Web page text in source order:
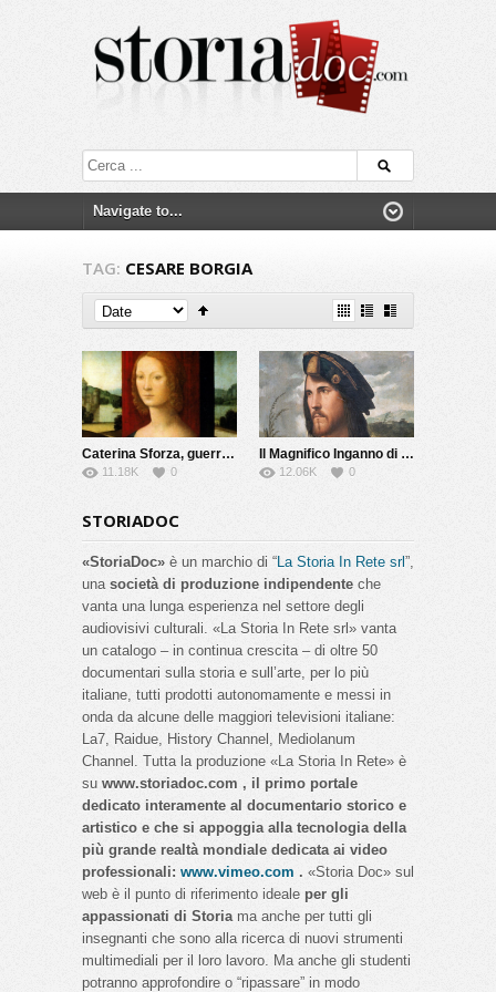
TAG: CESARE BORGIA
Caterina Sforza, guerriera e alchimista
11.18K 0
Il Magnifico Inganno di Cesare Borgia
12.06K 0
STORIADOC
«StoriaDoc» è un marchio di “La Storia In Rete srl”,
una società di produzione indipendente che
vanta una lunga esperienza nel settore degli
audiovisivi culturali. «La Storia In Rete srl» vanta
un catalogo – in continua crescita – di oltre 50
documentari sulla storia e sull’arte, per lo più
italiane, tutti prodotti autonomamente e messi in
onda da alcune delle maggiori televisioni italiane:
La7, Raidue, History Channel, Mediolanum
Channel. Tutta la produzione «La Storia In Rete» è
su www.storiadoc.com , il primo portale
dedicato interamente al documentario storico e
artistico e che si appoggia alla tecnologia della
più grande realtà mondiale dedicata ai video
professionali: www.vimeo.com . «Storia Doc» sul
web è il punto di riferimento ideale per gli
appassionati di Storiama anche per tutti gli
insegnanti che sono alla ricerca di nuovi strumenti
multimediali per il loro lavoro. Ma anche gli studenti
potranno approfondire o “ripassare” in modo